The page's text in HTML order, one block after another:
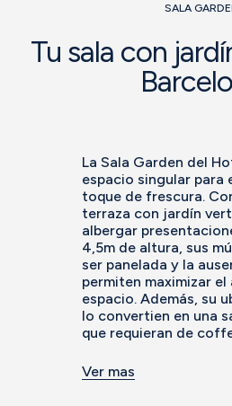
SALA
Tu sala con
La Sala Garden del
espacio singular para
toque de frescura.
terraza con jardín
albergar
4,5m de altura, sus
ser panelada y la
permiten maximizar
espacio. Además, su
lo convertien en una
que requieran de
Ver mas